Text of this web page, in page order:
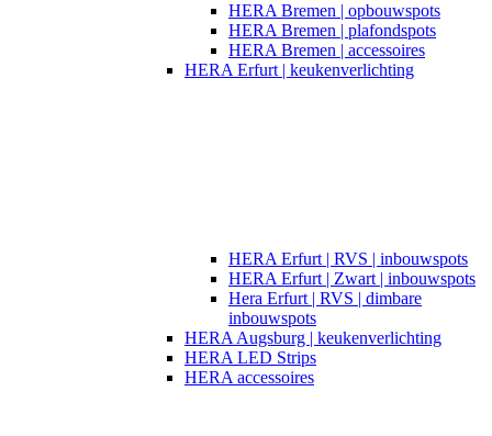
HERA Bremen | opbouwspots
HERA Bremen | plafondspots
HERA Bremen | accessoires
HERA Erfurt | keukenverlichting
HERA Erfurt | RVS | inbouwspots
HERA Erfurt | Zwart | inbouwspots
Hera Erfurt | RVS | dimbare
inbouwspots
HERA Augsburg | keukenverlichting
HERA LED Strips
HERA accessoires